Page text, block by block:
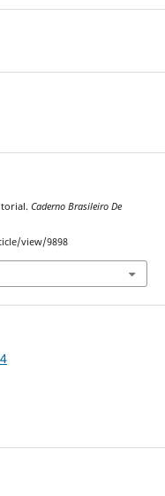
Caderno Brasileiro De
view/9898